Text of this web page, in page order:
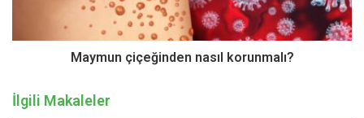
önemli rol oynuyor.
Hareketsizlik ve fazla kilo
hareketsizlik çok büyük bir sorun olarak karşımıza çıkıyor.
Maymun çiçeğinden nasıl korunmalı?
İlgili Makaleler